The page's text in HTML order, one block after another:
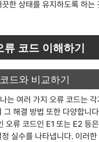
한 상태를 유지하도록 하는
류 코드 이해하기
드와 비교하기
는 여러 가지 오류 코드는 각
그 해결 방법 또한 다양합니
오류 코드인 E1 또는 E2 등
실수를 나타냅니다. 이러한